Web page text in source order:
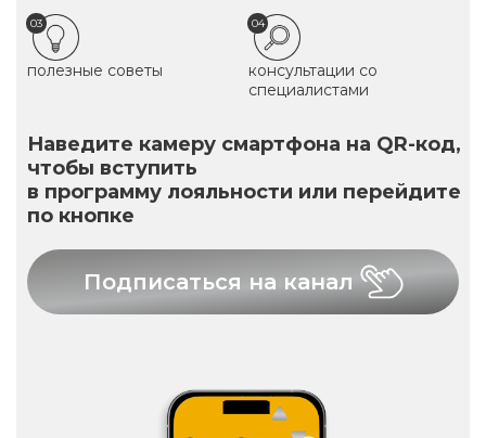
03
полезные советы
04
консультации со
специалистами
Наведите камеру смартфона на QR-код,
чтобы вступить
в программу лояльности или перейдите
по кнопке
Подписаться на канал